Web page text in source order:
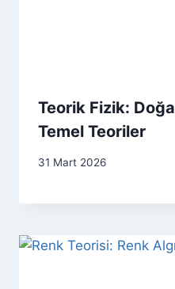
Teorik Fizik:
Temel Teoriler
31 Mart 2026